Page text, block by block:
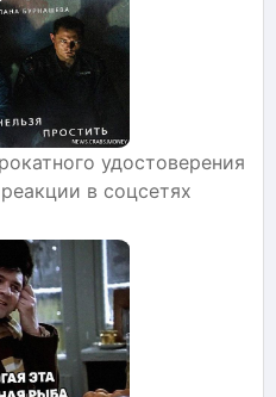
удостоверения
в соцсетях